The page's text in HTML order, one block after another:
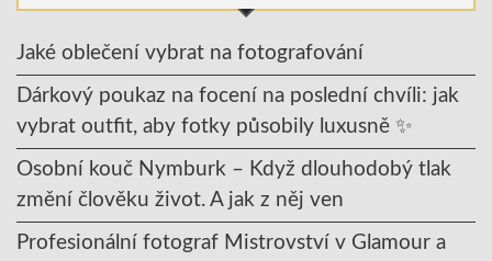
Jaké oblečení vybrat na fotografování
Dárkový poukaz na focení na poslední chvíli: jak
vybrat outfit, aby fotky působily luxusně ✨
Osobní kouč Nymburk – Když dlouhodobý tlak
změní člověku život. A jak z něj ven
Profesionální fotograf Mistrovství v Glamour a